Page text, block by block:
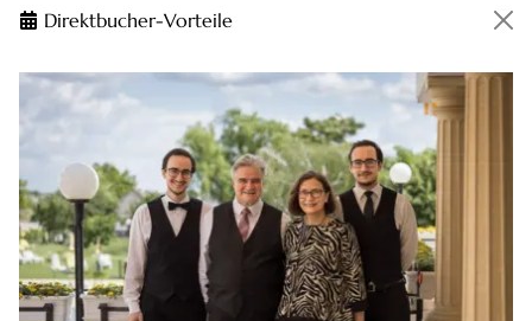
Direktbucher-Vorteile